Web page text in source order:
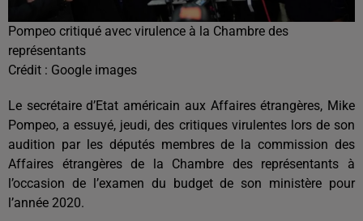
Pompeo critiqué avec virulence à la Chambre des
représentants
Crédit : Google images
Le secrétaire d’Etat américain aux Affaires étrangères, Mike
Pompeo, a essuyé, jeudi, des critiques virulentes lors de son
audition par les députés membres de la commission des
Affaires étrangères de la Chambre des représentants à
l’occasion de l’examen du budget de son ministère pour
l’année 2020.